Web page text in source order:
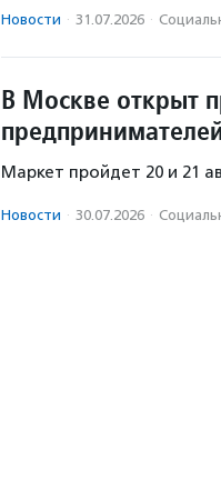
Новости · 31.07.2026 ·
В Москве открыт
Маркет пройдет 20 и 21
Новости · 30.07.2026 ·